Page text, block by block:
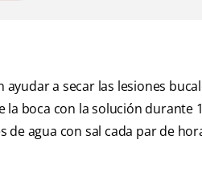
ayudar a secar las lesiones
la boca con la solución durante
de agua con sal cada par de